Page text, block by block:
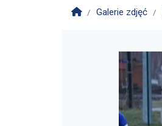
Strona główna
Galerie zdjęć